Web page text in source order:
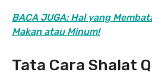
BACA JUGA: Hal yang
Makan atau Minum!
Tata Cara Shalat